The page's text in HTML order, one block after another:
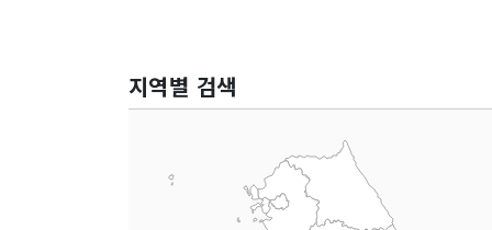
지역별 검색